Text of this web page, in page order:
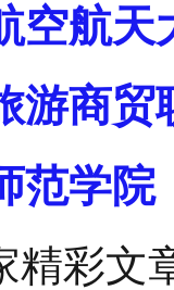
空航天
游商贸
范学院
精彩文